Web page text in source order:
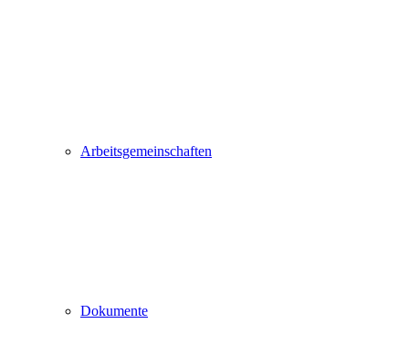
Arbeitsgemeinschaften
Dokumente